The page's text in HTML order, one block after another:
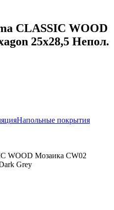
CLASSIC WOOD
25x28,5 Непол.
Напольные покрытия
WOOD Мозаика CW02
Grey